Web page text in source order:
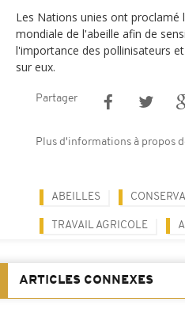
Les Nations unies ont proclamé
mondiale de l'abeille afin de
l'importance des pollinisateurs
sur eux.
Partager
Plus d'informations à propos
ABEILLES
TRAVAIL AGRICOLE
ARTICLES CONNEXES